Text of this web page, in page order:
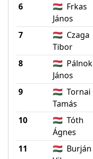
6 🇭🇺 Frkas
János
7 🇭🇺 Czaga
Tibor
8 🇭🇺 Pálnok
János
9 🇭🇺 Tornai
Tamás
10 🇭🇺 Tóth
Ágnes
11 🇭🇺 Burján